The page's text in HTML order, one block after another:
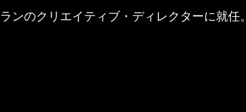
ランのクリエイティブ・ディレクターに就任。